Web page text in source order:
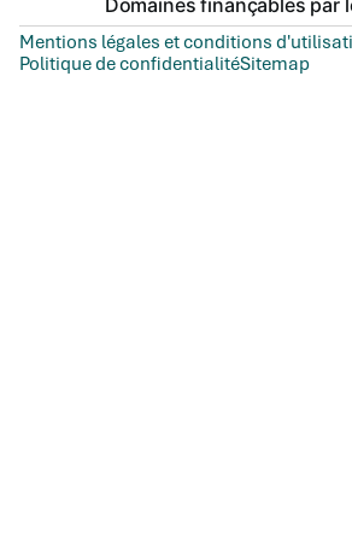
Mentions légales et conditions
Politique de confidentialitéSitemap